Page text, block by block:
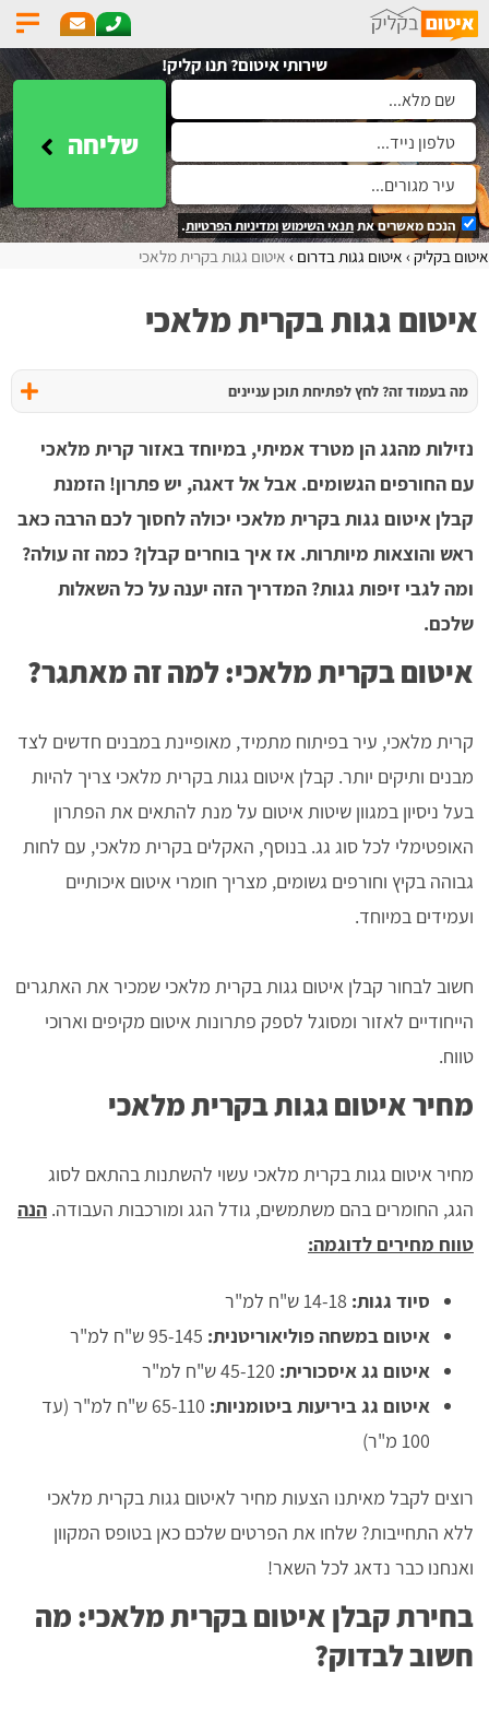
שירותי איטום? תנו קליק!
שליחה
הנכם מאשרים אתתנאי השימושומדיניות הפרטיות.
איטום בקליק איטום גגות בדרום איטום גגות בקרית מלאכי
איטום גגות בקרית מלאכי
מה בעמוד זה? לחץ לפתיחת תוכן עניינים
נזילות מהגג הן מטרד אמיתי, במיוחד באזור קרית מלאכי
עם החורפים הגשומים. אבל אל דאגה, יש פתרון! הזמנת
קבלן איטום גגות בקרית מלאכי יכולה לחסוך לכם הרבה כאב
ראש והוצאות מיותרות. אז איך בוחרים קבלן? כמה זה עולה?
ומה לגבי זיפות גגות? המדריך הזה יענה על כל השאלות
שלכם.
איטום בקרית מלאכי: למה זה מאתגר?
קרית מלאכי, עיר בפיתוח מתמיד, מאופיינת במבנים חדשים לצד
מבנים ותיקים יותר. קבלן איטום גגות בקרית מלאכי צריך להיות
בעל ניסיון במגוון שיטות איטום על מנת להתאים את הפתרון
האופטימלי לכל סוג גג. בנוסף, האקלים בקרית מלאכי, עם לחות
גבוהה בקיץ וחורפים גשומים, מצריך חומרי איטום איכותיים
ועמידים במיוחד.
חשוב לבחור קבלן איטום גגות בקרית מלאכי שמכיר את האתגרים
הייחודיים לאזור ומסוגל לספק פתרונות איטום מקיפים וארוכי
טווח.
מחיר איטום גגות בקרית מלאכי
מחיר איטום גגות בקרית מלאכי עשוי להשתנות בהתאם לסוג
הגג, החומרים בהם משתמשים, גודל הגג ומורכבות העבודה. הנה
טווח מחירים לדוגמה:
סיוד גגות: 14-18 ש"ח למ"ר
איטום במשחה פוליאוריטנית: 95-145 ש"ח למ"ר
איטום גג איסכורית: 45-120 ש"ח למ"ר
איטום גג ביריעות ביטומניות:
65-110 ש"ח למ"ר (עד
100 מ"ר)
רוצים לקבל מאיתנו הצעות מחיר לאיטום גגות בקרית מלאכי
ללא התחייבות? שלחו את הפרטים שלכם כאן בטופס המקוון
ואנחנו כבר נדאג לכל השאר!
בחירת קבלן איטום בקרית מלאכי: מה
חשוב לבדוק?